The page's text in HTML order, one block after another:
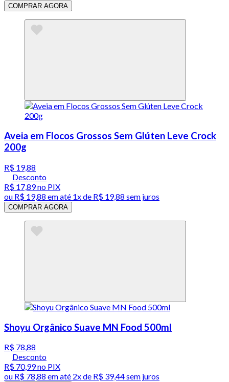
COMPRAR AGORA
Aveia em Flocos Grossos Sem Glúten Leve Crock
200g
R$ 19,88
Desconto
R$ 17,89no PIX
ou R$ 19,88 em até 1x de R$ 19,88 sem juros
COMPRAR AGORA
Shoyu Orgânico Suave MN Food 500ml
R$ 78,88
Desconto
R$ 70,99no PIX
ou R$ 78,88 em até 2x de R$ 39,44 sem juros